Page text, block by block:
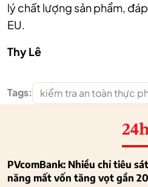
lý chất lượng sản phẩm,
EU.
Thy Lê
Tags: kiểm tra an toàn thực
PVcomBank: Nhiều chỉ tiêu
năng mất vốn tăng vọt gần